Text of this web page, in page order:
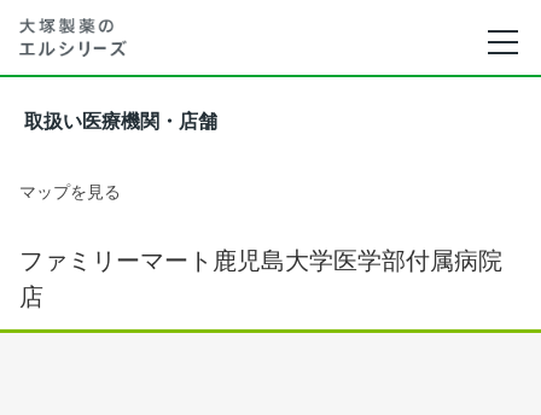
取扱い医療機関・店舗
マップを見る
ファミリーマート鹿児島大学医学部付属病院
店